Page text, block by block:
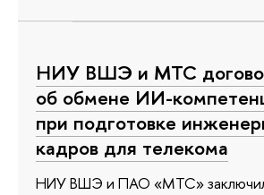
НИУ ВШЭ и МТС
об обмене ИИ-
при подготовке
кадров для телекома
НИУ ВШЭ и ПАО «МТС»